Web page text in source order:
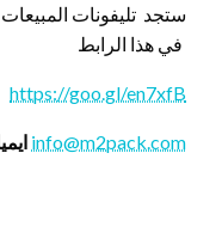
ستجد تليفونات
في هذا الرابط
https://goo.gl/en7xfB
info@m2pack.com